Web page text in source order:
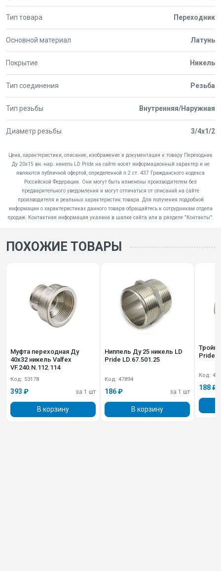
Тип товара Переходник
Основной материал Латунь
Покрытие Никель
Тип соединения Резьба
Тип резьбы Внутренняя/Наружная
Диаметр резьбы 3/4x1/2
Цена, характеристики, описание, изображение и документация к товару Переходник
Ду 20х15 вн.-нар. никель LD Pride на сайте носят информационный характер и не
являются публичной офертой, определенной п.2 ст. 437 Гражданского кодекса
Российской Федерации. Они могут быть изменены производителем без
предварительного уведомления и могут отличаться от описаний на сайте
производителя и реальных характеристик товара. Для получения подробной
информации о характеристиках данного товара обращайтесь к сотрудникам отдела
продаж. Контактная информация указана в шапке сайта или в разделе "Контакты".
ПОХОЖИЕ ТОВАРЫ
Муфта переходная Ду
40х32 никель Valfex
VF.240.N.112.114
Код: 53178
393 ₽ за 1 шт
В корзину
Ниппель Ду 25 никель LD
Pride LD.67.501.25
Код: 47894
186 ₽ за 1 шт
В корзину
Pride
Код:
188 ₽